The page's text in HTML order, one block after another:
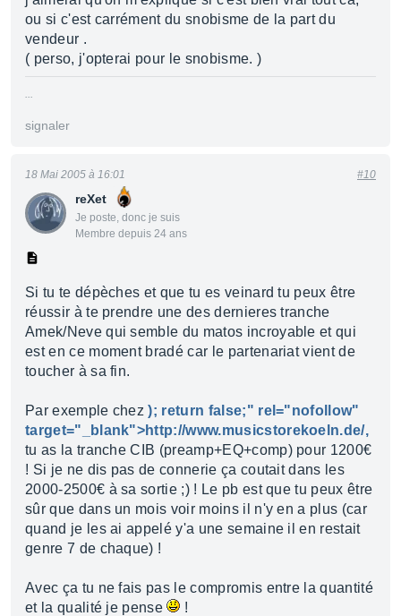
ou si c'est carrément du snobisme de la part du
vendeur .
( perso, j'opterai pour le snobisme. )
...
signaler
reXet
Je poste, donc je suis
Membre depuis 24 ans
18 Mai 2005 à 16:01 #10
Si tu te dépèches et que tu es veinard tu peux être
réussir à te prendre une des dernieres tranche
Amek/Neve qui semble du matos incroyable et qui
est en ce moment bradé car le partenariat vient de
toucher à sa fin.
Par exemple chez); return false;" rel="nofollow"
target="_blank">http://www.musicstorekoeln.de/,
tu as la tranche CIB (preamp+EQ+comp) pour 1200€
! Si je ne dis pas de connerie ça coutait dans les
2000-2500€ à sa sortie ;) ! Le pb est que tu peux être
sûr que dans un mois voir moins il n'y en a plus (car
quand je les ai appelé y'a une semaine il en restait
genre 7 de chaque) !
Avec ça tu ne fais pas le compromis entre la quantité
et la qualité je pense
!